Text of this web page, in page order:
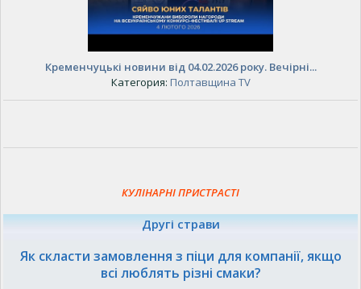
Кременчуцькі новини від 04.02.2026 року. Вечірні...
Категория: Полтавщина TV
КУЛІНАРНІ ПРИСТРАСТІ
Другі страви
Як скласти замовлення з піци для компанії, якщо
всі люблять різні смаки?